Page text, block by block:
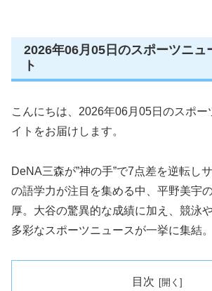
2026年06月05日のスポーツニュ
ト
こんにちは、2026年06月05日のスポー
イトをお届けします。
DeNA三森が”神の手”で7点差を逆転し
の語学力が注目を集める中、平野美宇
厚。大谷の驚異的な成績に加え、競泳
多彩なスポーツニュースが一挙に集結。
目次